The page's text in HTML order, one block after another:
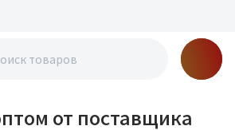
от поставщика